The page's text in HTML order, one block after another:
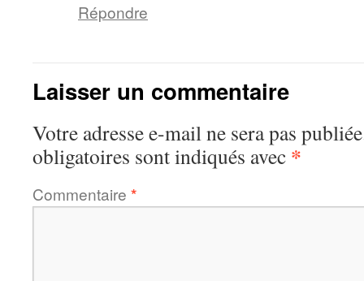
Répondre
Laisser un commentaire
Votre adresse e-mail ne sera pas
obligatoires sont indiqués avec *
Commentaire *